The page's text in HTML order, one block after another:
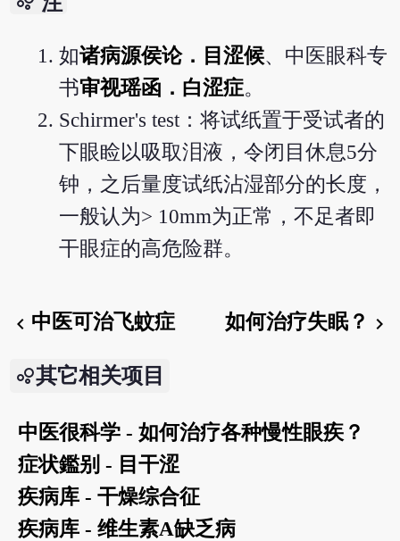
如诸病源侯论．目涩候、中医眼科专
书审视瑶函．白涩症。
Schirmer's test：将试纸置于受试者的
下眼睑以吸取泪液，令闭目休息5分
钟，之后量度试纸沾湿部分的长度，
一般认为> 10mm为正常，不足者即
干眼症的高危险群。
chevron_left 中医可治飞蚊症 如何治疗失眠？ chevron_right
其它相关项目
中医很科学 - 如何治疗各种慢性眼疾？
症状鑑别 - 目干涩
疾病库 - 干燥综合征
疾病库 - 维生素A缺乏病